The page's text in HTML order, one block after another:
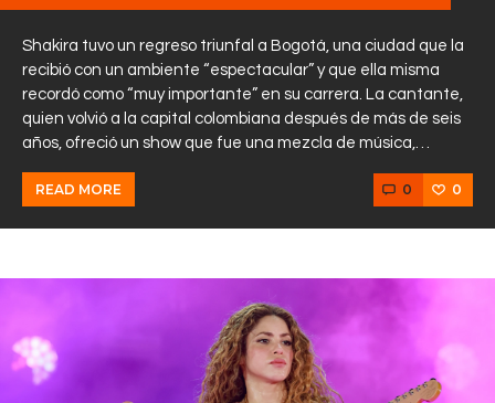
Shakira tuvo un regreso triunfal a Bogotá, una ciudad que la
recibió con un ambiente “espectacular” y que ella misma
recordó como “muy importante” en su carrera. La cantante,
quien volvió a la capital colombiana después de más de seis
años, ofreció un show que fue una mezcla de música,…
READ MORE 0 0